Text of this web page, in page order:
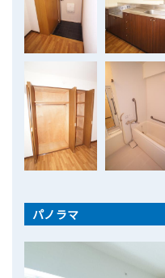
パノラマ